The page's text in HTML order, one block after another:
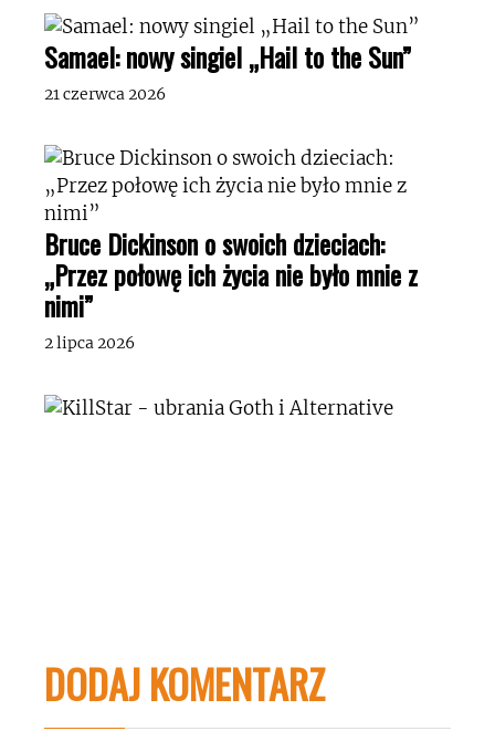
Samael: nowy singiel „Hail to the Sun”
21 czerwca 2026
Bruce Dickinson o swoich dzieciach:
„Przez połowę ich życia nie było mnie z
nimi”
2 lipca 2026
DODAJ KOMENTARZ